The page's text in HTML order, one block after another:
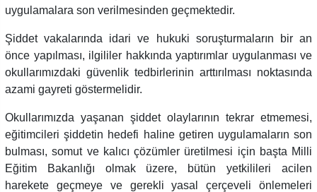
uygulamalara son verilmesinden geçmektedir.
Şiddet vakalarında idari ve hukuki soruşturmaların bir an
önce yapılması, ilgililer hakkında yaptırımlar uygulanması ve
okullarımızdaki güvenlik tedbirlerinin arttırılması noktasında
azami gayreti göstermelidir.
Okullarımızda yaşanan şiddet olaylarının tekrar etmemesi,
eğitimcileri şiddetin hedefi haline getiren uygulamaların son
bulması, somut ve kalıcı çözümler üretilmesi için başta Milli
Eğitim Bakanlığı olmak üzere, bütün yetkilileri acilen
harekete geçmeye ve gerekli yasal çerçeveli önlemeleri